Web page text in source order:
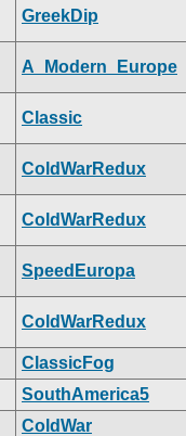
GreekDip
A_Modern_Europe
Classic
ColdWarRedux
ColdWarRedux
SpeedEuropa
ColdWarRedux
ClassicFog
SouthAmerica5
ColdWar